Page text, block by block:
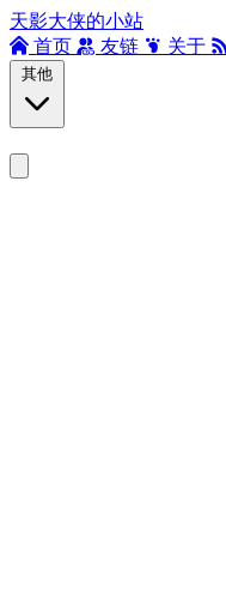
天影大侠的小站
首页
友链 关于
其他